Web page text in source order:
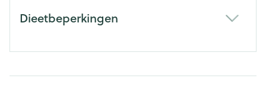
Dieetbeperkingen